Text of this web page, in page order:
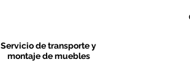
Servicio de transporte y
montaje de muebles